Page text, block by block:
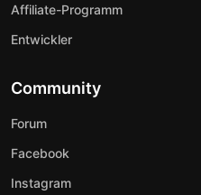
Affiliate-Programm
Entwickler
Community
Forum
Facebook
Instagram